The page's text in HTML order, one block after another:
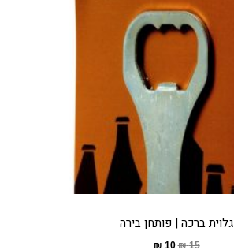
גלוית ברכה | פותחן בירה
15
₪
10
₪